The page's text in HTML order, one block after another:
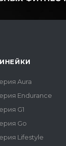
Aura
Endurance
G1
Go
Lifestyle